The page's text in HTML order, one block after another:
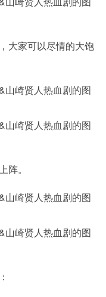
大家可以尽情的大饱
。